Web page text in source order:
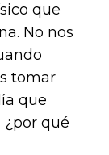
que
No nos
tomar
que
qué